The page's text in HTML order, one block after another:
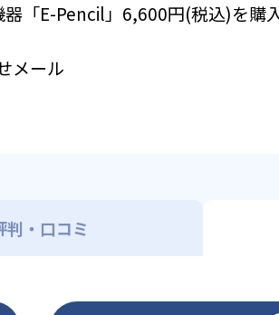
「E-Pencil」6,600円(税込)を購
メール
判・口コミ